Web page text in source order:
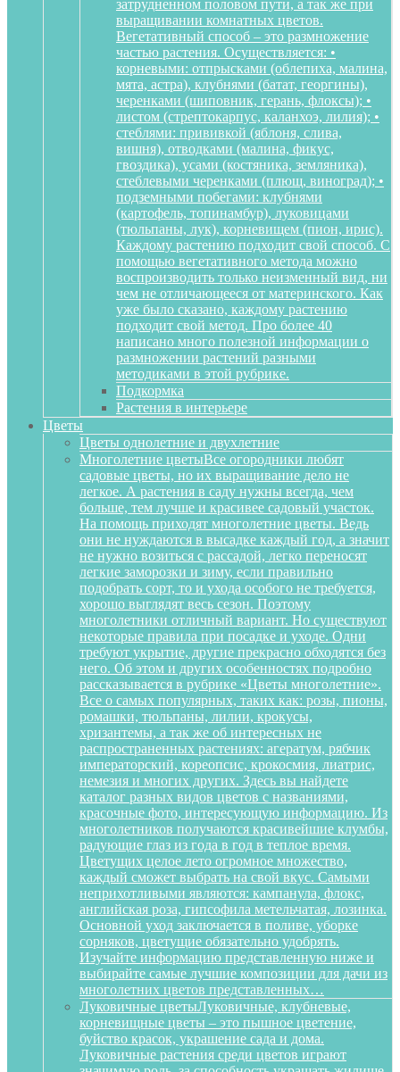
затрудненном половом пути, а так же при
выращивании комнатных цветов.
Вегетативный способ – это размножение
частью растения. Осуществляется: •
корневыми: отпрысками (облепиха, малина,
мята, астра), клубнями (батат, георгины),
черенками (шиповник, герань, флоксы); •
листом (стрептокарпус, каланхоэ, лилия); •
стеблями: прививкой (яблоня, слива,
вишня), отводками (малина, фикус,
гвоздика), усами (костяника, земляника),
стеблевыми черенками (плющ, виноград); •
подземными побегами: клубнями
(картофель, топинамбур), луковицами
(тюльпаны, лук), корневищем (пион, ирис).
Каждому растению подходит свой способ. С
помощью вегетативного метода можно
воспроизводить только неизменный вид, ни
чем не отличающееся от материнского. Как
уже было сказано, каждому растению
подходит свой метод. Про более 40
написано много полезной информации о
размножении растений разными
методиками в этой рубрике.
Подкормка
Растения в интерьере
Цветы
Цветы однолетние и двухлетние
Многолетние цветыВсе огородники любят
садовые цветы, но их выращивание дело не
легкое. А растения в саду нужны всегда, чем
больше, тем лучше и красивее садовый участок.
На помощь приходят многолетние цветы. Ведь
они не нуждаются в высадке каждый год, а значит
не нужно возиться с рассадой, легко переносят
легкие заморозки и зиму, если правильно
подобрать сорт, то и ухода особого не требуется,
хорошо выглядят весь сезон. Поэтому
многолетники отличный вариант. Но существуют
некоторые правила при посадке и уходе. Одни
требуют укрытие, другие прекрасно обходятся без
него. Об этом и других особенностях подробно
рассказывается в рубрике «Цветы многолетние».
Все о самых популярных, таких как: розы, пионы,
ромашки, тюльпаны, лилии, крокусы,
хризантемы, а так же об интересных не
распространенных растениях: агератум, рябчик
императорский, кореопсис, крокосмия, лиатрис,
немезия и многих других. Здесь вы найдете
каталог разных видов цветов с названиями,
красочные фото, интересующую информацию. Из
многолетников получаются красивейшие клумбы,
радующие глаз из года в год в теплое время.
Цветущих целое лето огромное множество,
каждый сможет выбрать на свой вкус. Самыми
неприхотливыми являются: кампанула, флокс,
английская роза, гипсофила метельчатая, лозинка.
Основной уход заключается в поливе, уборке
сорняков, цветущие обязательно удобрять.
Изучайте информацию представленную ниже и
выбирайте самые лучшие композиции для дачи из
многолетних цветов представленных…
Луковичные цветыЛуковичные, клубневые,
корневищные цветы – это пышное цветение,
буйство красок, украшение сада и дома.
Луковичные растения среди цветов играют